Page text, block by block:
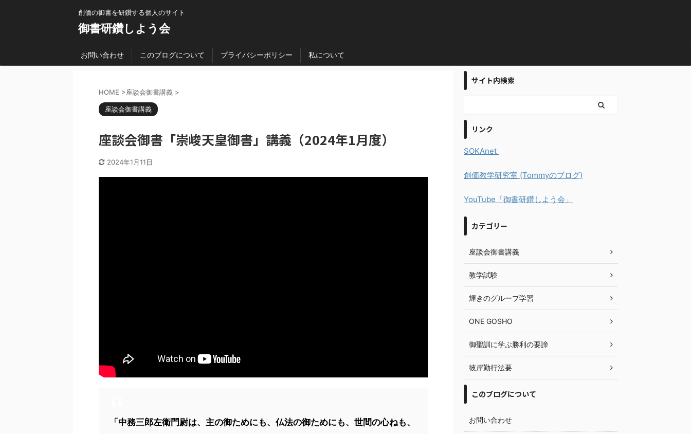
創価の御書を研鑽する個人のサイト
御書研鑽しよう会
お問い合わせ このブログについて プライバシーポリシー 私について
HOME >座談会御書講義 >
座談会御書講義
座談会御書「崇峻天皇御書」講義（2024年1月度）
2024年1月11日
「中務三郎左衛門尉は、主の御ためにも、仏法の御ためにも、世間の心ねも、
サイト内検索
リンク
SOKAnet
創価教学研究室 (Tommyのブログ)
YouTube「御書研鑽しよう会」
カテゴリー
座談会御書講義
教学試験
輝きのグループ学習
ONE GOSHO
御聖訓に学ぶ勝利の要諦
彼岸勤行法要
このブログについて
お問い合わせ